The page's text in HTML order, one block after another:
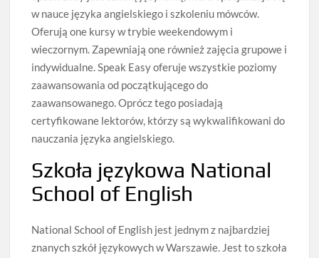
w nauce języka angielskiego i szkoleniu mówców.
Oferują one kursy w trybie weekendowym i
wieczornym. Zapewniają one również zajęcia grupowe i
indywidualne. Speak Easy oferuje wszystkie poziomy
zaawansowania od początkującego do
zaawansowanego. Oprócz tego posiadają
certyfikowane lektorów, którzy są wykwalifikowani do
nauczania języka angielskiego.
Szkoła językowa National
School of English
National School of English jest jednym z najbardziej
znanych szkół językowych w Warszawie. Jest to szkoła